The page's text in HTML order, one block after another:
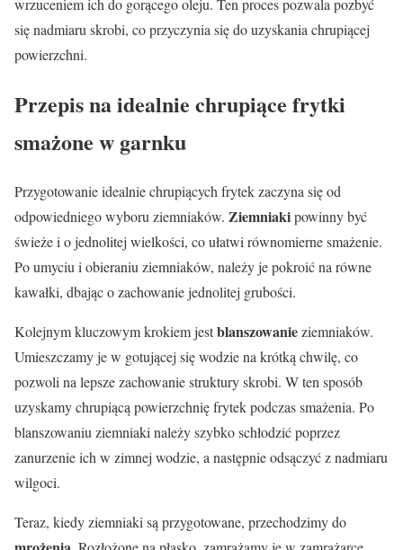
wrzuceniem ich do gorącego oleju. Ten proces pozwala pozbyć
się nadmiaru skrobi, co przyczynia się do uzyskania chrupiącej
powierzchni.
Przepis na idealnie chrupiące frytki
smażone w garnku
Przygotowanie idealnie chrupiących frytek zaczyna się od
odpowiedniego wyboru ziemniaków. Ziemniakipowinny być
świeże i o jednolitej wielkości, co ułatwi równomierne smażenie.
Po umyciu i obieraniu ziemniaków, należy je pokroić na równe
kawałki, dbając o zachowanie jednolitej grubości.
Kolejnym kluczowym krokiem jestblanszowanieziemniaków.
Umieszczamy je w gotującej się wodzie na krótką chwilę, co
pozwoli na lepsze zachowanie struktury skrobi. W ten sposób
uzyskamy chrupiącą powierzchnię frytek podczas smażenia. Po
blanszowaniu ziemniaki należy szybko schłodzić poprzez
zanurzenie ich w zimnej wodzie, a następnie odsączyć z nadmiaru
wilgoci.
Teraz, kiedy ziemniaki są przygotowane, przechodzimy do